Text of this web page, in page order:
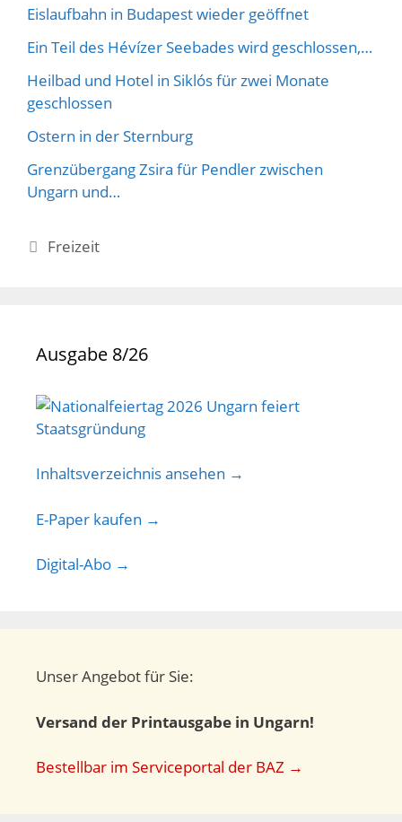
Eislaufbahn in Budapest wieder geöffnet
Ein Teil des Hévízer Seebades wird geschlossen,…
Heilbad und Hotel in Siklós für zwei Monate
geschlossen
Ostern in der Sternburg
Grenzübergang Zsira für Pendler zwischen
Ungarn und…
Kategorien
Freizeit
Ausgabe 8/26
Inhaltsverzeichnis ansehen →
E-Paper kaufen →
Digital-Abo →
Unser Angebot für Sie:
Versand der Printausgabe in Ungarn!
Bestellbar im Serviceportal der BAZ →